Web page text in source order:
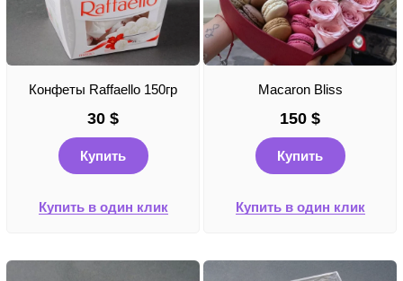
Конфеты Raffaello 150гр
30 $
Купить
Купить в один клик
Macaron Bliss
150 $
Купить
Купить в один клик